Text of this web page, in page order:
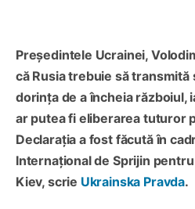
Președintele Ucrainei,
că Rusia trebuie să transmită
dorința de a încheia războiul,
ar putea fi eliberarea tuturor
Declarația a fost făcută în
Internațional de Sprijin
Kiev, scrie Ukrainska Pravda.